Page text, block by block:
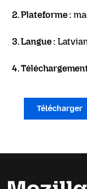
2. Plateforme :
3. Langue :
4.
Télécharger